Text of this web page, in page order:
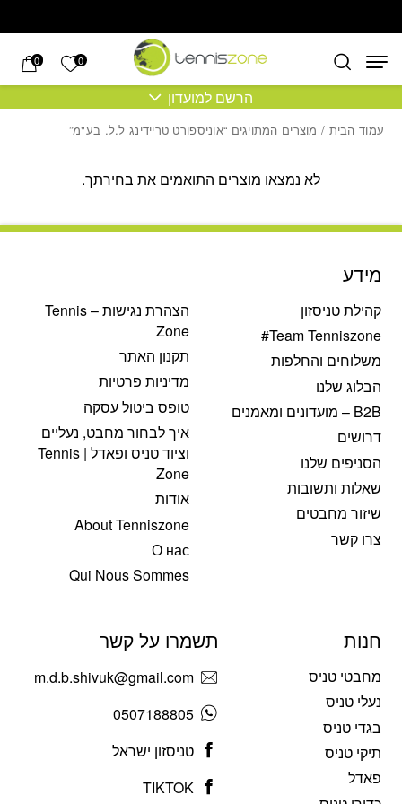
0 הרשימה
0
הרשם למועדון
עמוד הבית / מוצרים המתויגים “אוניספורט טריידינג ל.ל. בע"מ”
לא נמצאו מוצרים התואמים את בחירתך.
מידע
קהילת טניסזון
Team Tenniszone#
משלוחים והחלפות
הבלוג שלנו
B2B – מועדונים ומאמנים
דרושים
הסניפים שלנו
שאלות ותשובות
שיזור מחבטים
צרו קשר
הצהרת נגישות – Tennis
Zone
תקנון האתר
מדיניות פרטיות
טופס ביטול עסקה
איך לבחור מחבט, נעליים
וציוד טניס ופאדל | Tennis
Zone
אודות
About Tenniszone
О нас
Qui Nous Sommes
חנות
מחבטי טניס
נעלי טניס
בגדי טניס
תיקי טניס
פאדל
תשמרו על קשר
m.d.b.shivuk@gmail.com
0507188805
טניסזון ישראל
TIKTOK